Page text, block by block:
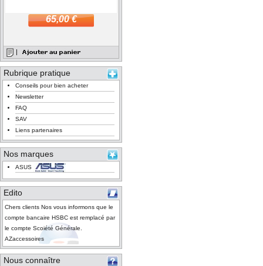
65,00 €
Rubrique pratique
Conseils pour bien acheter
Newsletter
FAQ
SAV
Liens partenaires
Nos marques
ASUS
Edito
Chers clients Nos vous informons que le
compte bancaire HSBC est remplacé par
le compte Scoiété Générale.
AZaccessoires
Nous connaître